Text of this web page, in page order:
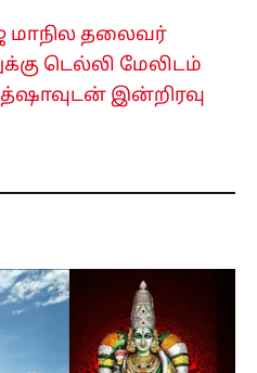
மாநில தலைவர்
டெல்லி மேலிடம்
இன்றிரவு